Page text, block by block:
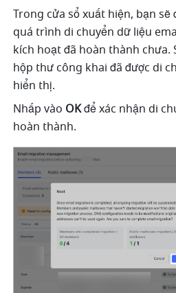
Trong cửa sổ xuất hiện, bạn sẽ
quá trình di chuyển dữ liệu
kích hoạt đã hoàn thành chưa.
hộp thư công khai đã được di
hiển thị.
Nhấp vào OK để xác nhận di
hoàn thành.